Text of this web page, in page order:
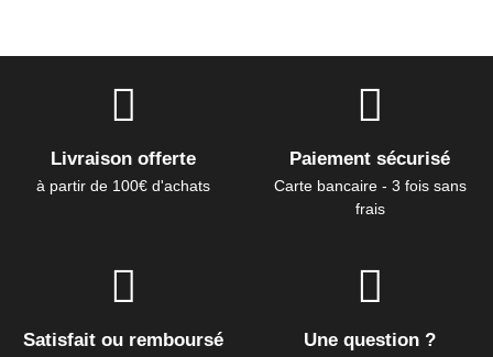
Livraison offerte
à partir de 100€ d'achats
Paiement sécurisé
Carte bancaire - 3 fois sans
frais
Satisfait ou remboursé Une question ?